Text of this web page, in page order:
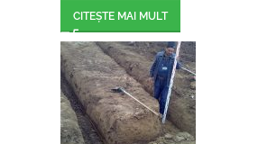
CITEȘTE MAI MULT